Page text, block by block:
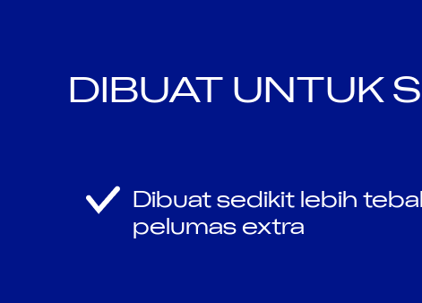
DIBUAT UNTUK
Dibuat sedikit lebih
pelumas extra